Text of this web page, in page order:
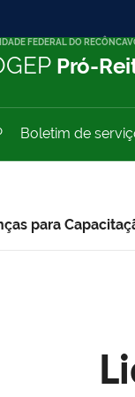
FEDERAL DO
Pró-
Boletim de
para